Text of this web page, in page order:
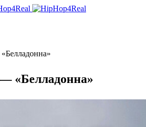
«Белладонна»